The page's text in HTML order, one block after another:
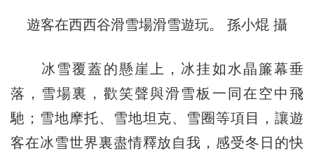
遊客在西西谷滑雪場滑雪遊玩。 孫小焜 攝
冰雪覆蓋的懸崖上，冰挂如水晶簾幕垂
落，雪場裏，歡笑聲與滑雪板一同在空中飛
馳；雪地摩托、雪地坦克、雪圈等項目，讓遊
客在冰雪世界裏盡情釋放自我，感受冬日的快